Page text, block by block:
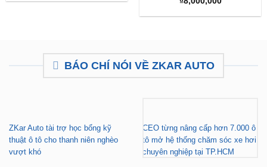
₫12,500,000.
BÁO CHÍ NÓI VỀ ZKAR AUTO
ZKar Auto tài trợ học bổng kỹ
thuật ô tô cho thanh niên nghèo
vượt khó
CEO từng nâng cấp hơn 7.000 ô
tô mở hệ thống chăm sóc xe hơi
chuyên nghiệp tại TP.HCM